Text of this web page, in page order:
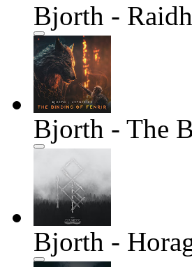
Bjorth -
Bjorth - The
Bjorth -